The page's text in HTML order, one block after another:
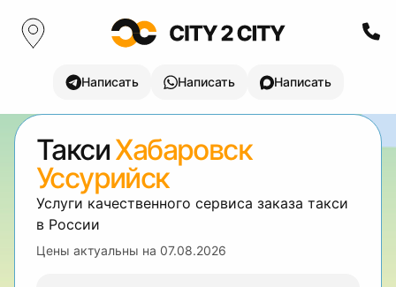
Написать Написать Написать
ТаксиХабаровск
Уссурийск
Услуги качественного сервиса заказа такси
в России
Цены актуальны на 07.08.2026